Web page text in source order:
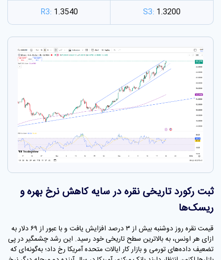
R3: 1.3540 S3: 1.3200
ثبت رکورد تاریخی نقره در سایه کاهش نرخ بهره و
ریسک‌ها
قیمت نقره روز دوشنبه بیش از ۳ درصد افزایش یافت و با عبور از ۶۹ دلار به
ازای هر اونس، به بالاترین سطح تاریخی خود رسید. این رشد چشمگیر در پی
تضعیف داده‌های تورمی و بازار کار ایالات متحده آمریکا رخ داد؛ به‌گونه‌ای که